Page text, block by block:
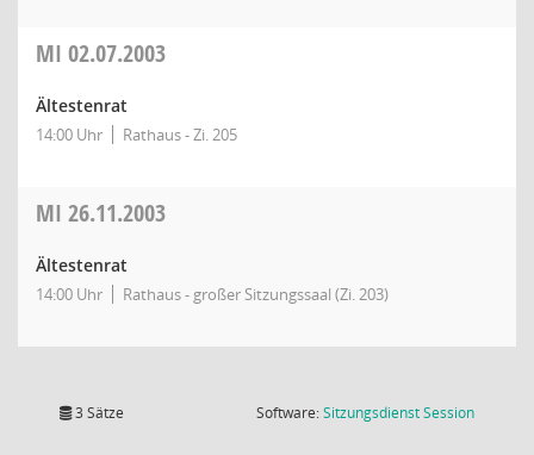
MI 02.07.2003
Ältestenrat
14:00 Uhr Rathaus - Zi. 205
MI 26.11.2003
Ältestenrat
14:00 Uhr Rathaus - großer Sitzungssaal (Zi. 203)
3 Sätze Software:SitzungsdienstSession(Wird in